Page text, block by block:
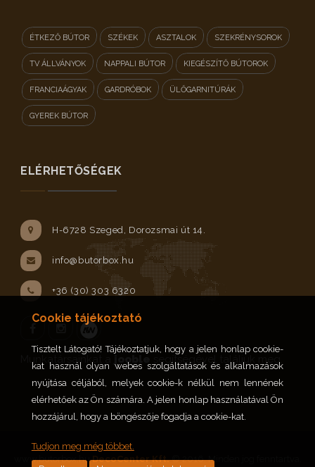
ÉTKEZŐ BÚTOR SZÉKEK ASZTALOK SZEKRÉNYSOROK
TV ÁLLVÁNYOK NAPPALI BÚTOR KIEGÉSZÍTŐ BÚTOROK
FRANCIAÁGYAK GARDRÓBOK ÜLŐGARNITÚRÁK
GYEREK BÚTOR
ELÉRHETŐSÉGEK
H-6728 Szeged, Dorozsmai út 14.
info@butorbox.hu
+36 (30) 303 6320
FacebookInstagram
Munkatársainkat a jooble segítségével találjuk meg.
www.butorbox.huDecoCenter Kft.© 2016. Minden jog fenntartva.
Cookie tájékoztató
Tisztelt Látogató! Tájékoztatjuk, hogy a jelen honlap cookie-
kat használ olyan webes szolgáltatások és alkalmazások
nyújtása céljából, melyek cookie-k nélkül nem lennének
elérhetőek az Ön számára. A jelen honlap használatával Ön
hozzájárul, hogy a böngészője fogadja a cookie-kat.
Tudjon meg még többet.